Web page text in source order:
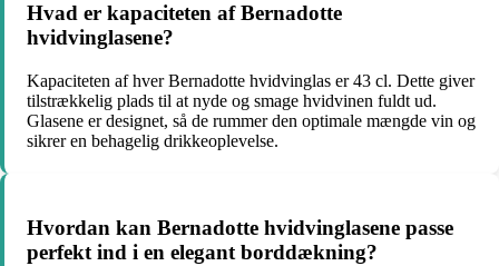
Hvad er kapaciteten af Bernadotte
hvidvinglasene?
Kapaciteten af ​​hver Bernadotte hvidvinglas er 43 cl. Dette giver
tilstrækkelig plads til at nyde og smage hvidvinen fuldt ud.
Glasene er designet, så de rummer den optimale mængde vin og
sikrer en behagelig drikkeoplevelse.
Hvordan kan Bernadotte hvidvinglasene passe
perfekt ind i en elegant borddækning?